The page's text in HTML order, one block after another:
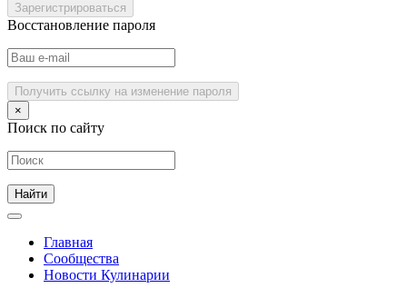
Зарегистрироваться
Восстановление пароля
Получить ссылку на изменение пароля
×
Поиск по сайту
Главная
Сообщества
Новости Кулинарии